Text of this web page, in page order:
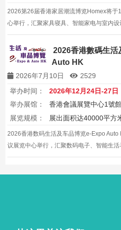
2026第26届香港家居潮流博览Homex将
心举行，汇聚家具寝具、智能家电与室内
购与灵感盛会，欢迎本地家庭与海内外买
节日购物季，感受设计之美。
2026香港數碼生
Auto HK
2026年7月10日
2529
举办时间：
2026年12月24日-27日
举办展馆：
香港會議展覽中心1號
展览规模：
展出面积达40000平方
2026香港数码生活及车品博览e-Expo
议展览中心举行，汇聚数码电子、智能生
黄金档科技车品一站式采购盛会，欢迎观